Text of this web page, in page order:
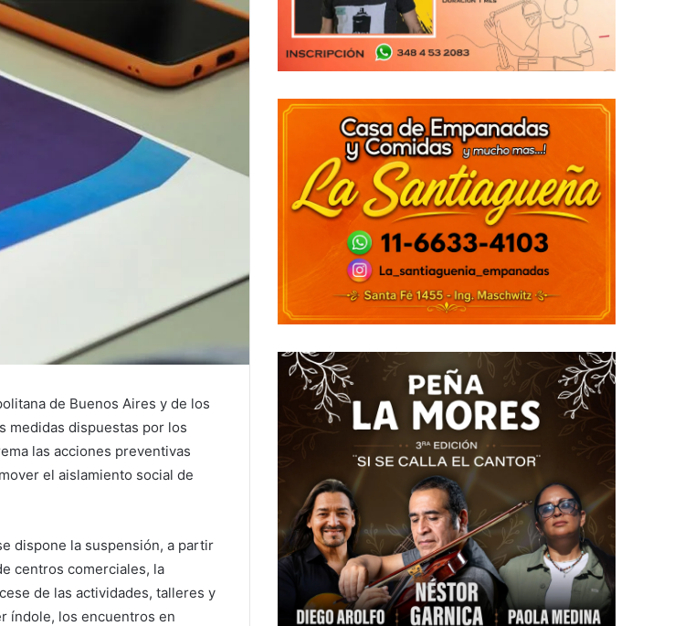
de Buenos Aires y de los
medidas dispuestas por los
las acciones preventivas
el aislamiento social de
dispone la suspensión, a partir
centros comerciales, la
de las actividades, talleres y
índole, los encuentros en